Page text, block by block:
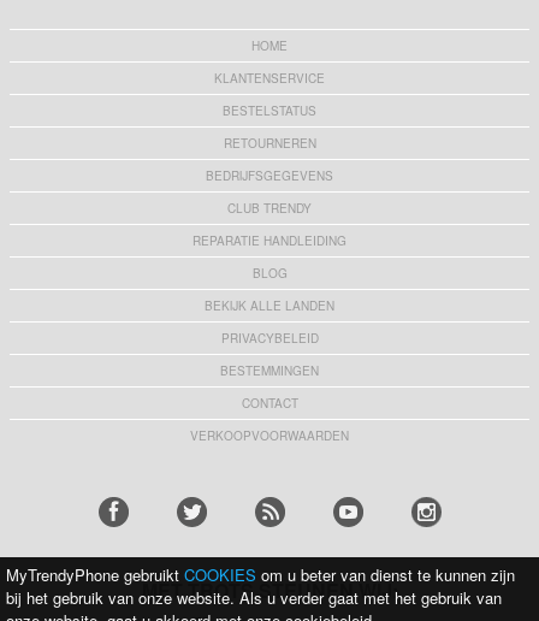
HOME
KLANTENSERVICE
BESTELSTATUS
RETOURNEREN
BEDRIJFSGEGEVENS
CLUB TRENDY
REPARATIE HANDLEIDING
BLOG
BEKIJK ALLE LANDEN
PRIVACYBELEID
BESTEMMINGEN
CONTACT
VERKOOPVOORWAARDEN
MET TROTS STEUNEN WIJ:
MyTrendyPhone gebruikt COOKIES om u beter van dienst te kunnen zijn
bij het gebruik van onze website. Als u verder gaat met het gebruik van